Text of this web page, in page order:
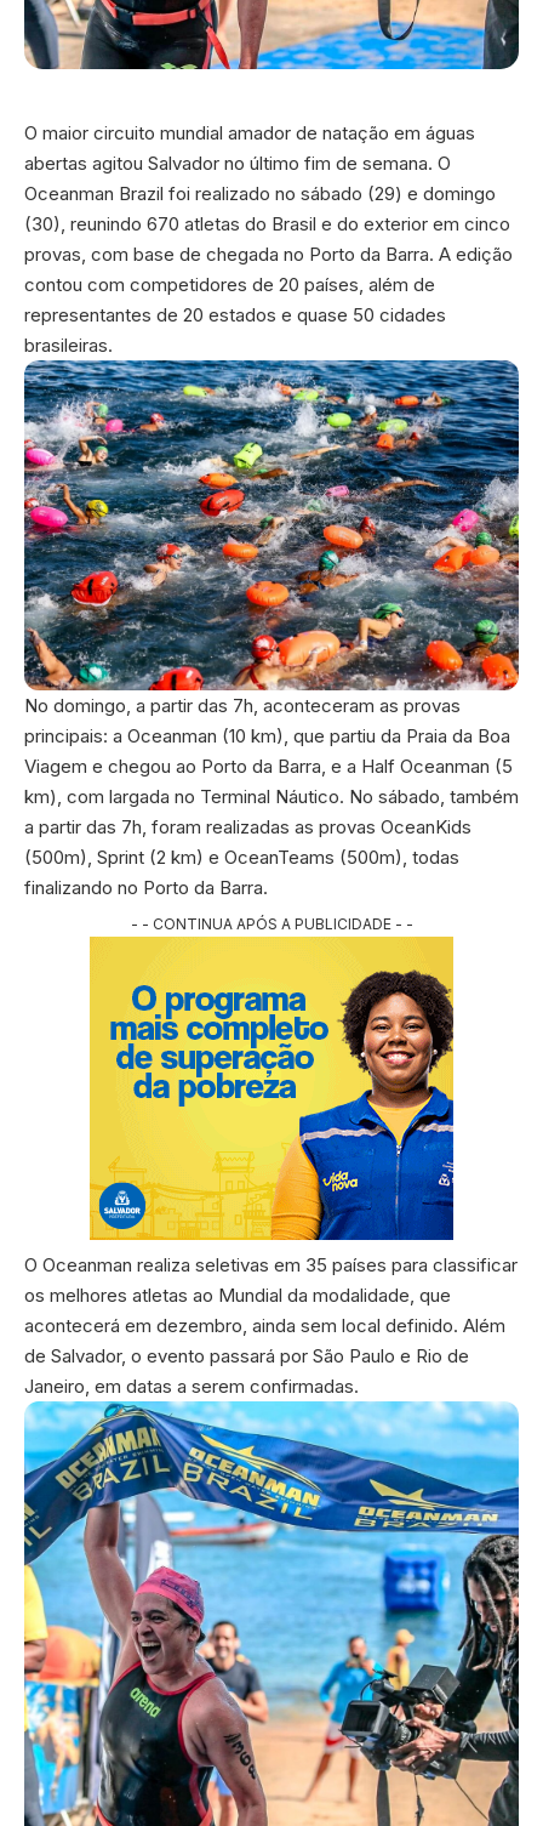
O maior circuito mundial amador de natação em águas
abertas agitou Salvador no último fim de semana. O
Oceanman Brazil foi realizado no sábado (29) e domingo
(30), reunindo 670 atletas do Brasil e do exterior em cinco
provas, com base de chegada no Porto da Barra. A edição
contou com competidores de 20 países, além de
representantes de 20 estados e quase 50 cidades
brasileiras.
No domingo, a partir das 7h, aconteceram as provas
principais: a Oceanman (10 km), que partiu da Praia da Boa
Viagem e chegou ao Porto da Barra, e a Half Oceanman (5
km), com largada no Terminal Náutico. No sábado, também
a partir das 7h, foram realizadas as provas OceanKids
(500m), Sprint (2 km) e OceanTeams (500m), todas
finalizando no Porto da Barra.
- - CONTINUA APÓS A PUBLICIDADE - -
O Oceanman realiza seletivas em 35 países para classificar
os melhores atletas ao Mundial da modalidade, que
acontecerá em dezembro, ainda sem local definido. Além
de Salvador, o evento passará por São Paulo e Rio de
Janeiro, em datas a serem confirmadas.